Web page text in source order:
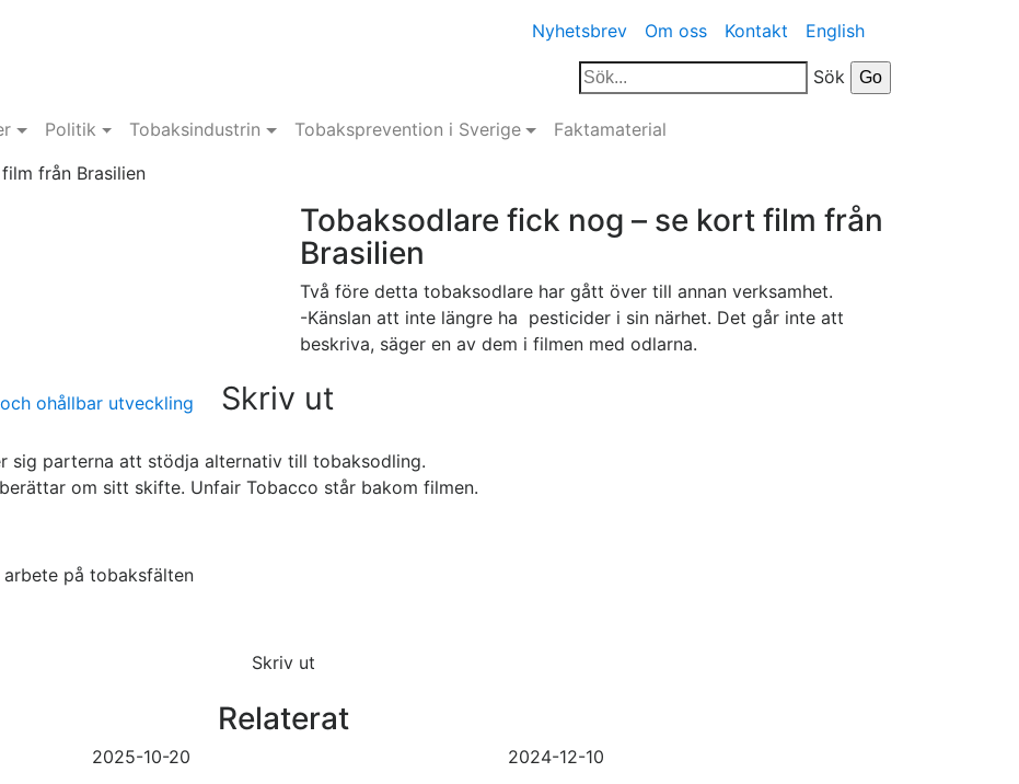
Nyhetsbrev Om oss Kontakt English
Sök
Politik Tobaksindustrin Tobaksprevention i Sverige
Faktamaterial
från Brasilien
Tobaksodlare fick nog – se kort film från
Brasilien
Två före detta tobaksodlare har gått över till annan verksamhet.
-Känslan att inte längre ha pesticider i sin närhet. Det går inte att
beskriva, säger en av dem i filmen med odlarna.
ohållbar utveckling Skriv ut
sig parterna att stödja alternativ till tobaksodling.
om sitt skifte. Unfair Tobacco står bakom filmen.
på tobaksfälten
Skriv ut
Relaterat
2025-10-20 2024-12-10